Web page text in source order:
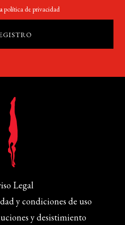
política de privacidad
Legal
y condiciones de uso
y desistimiento